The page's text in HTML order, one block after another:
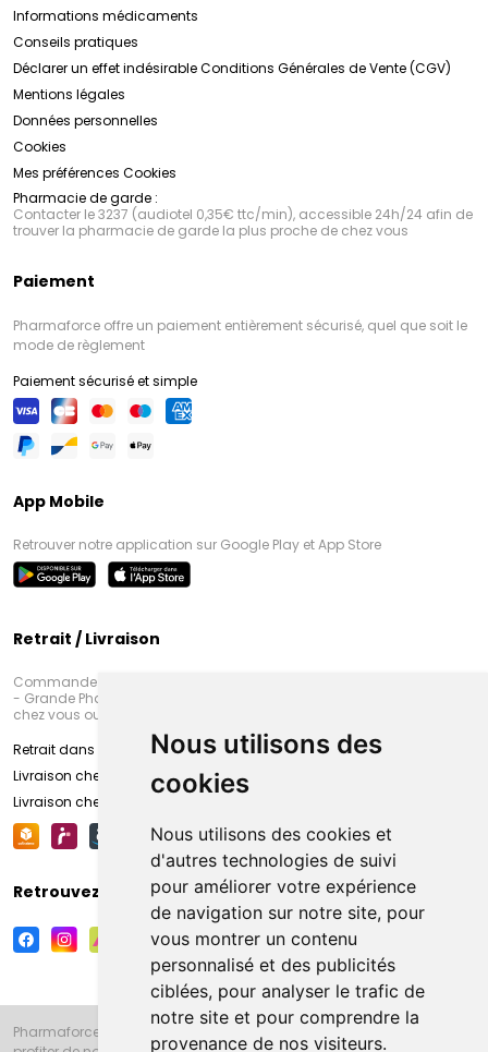
Nous utilisons des
cookies
Nous utilisons des cookies et
d'autres technologies de suivi
pour améliorer votre expérience
de navigation sur notre site, pour
vous montrer un contenu
personnalisé et des publicités
ciblées, pour analyser le trafic de
notre site et pour comprendre la
provenance de nos visiteurs.
Informations médicaments
Conseils pratiques
Déclarer un effet indésirableConditions Générales de Vente (CGV)
Mentions légales
Données personnelles
Cookies
Mes préférences Cookies
Pharmacie de garde :
Contacter le 3237 (audiotel 0,35€ ttc/min), accessible 24h/24 afin de
trouver la pharmacie de garde la plus proche de chez vous
Paiement
Pharmaforce offre un paiement entièrement sécurisé, quel que soit le
mode de règlement
Paiement sécurisé et simple
App Mobile
Retrouver notre application sur Google Play et App Store
Retrait / Livraison
Commandez en ligne et venez chercher votre commande à Amiens
- Grande Pharmacie d’Amiens (Fachon) ou recevez-là rapidement
chez vous ou en point retrait
Retrait dans la pharmacie d’Amiens
Livraison chez vous
Livraison chez votre commerçant
Retrouvez-nous sur vos réseaux sociaux
Pharmaforce.fr et la Grande Pharmacie d’Amiens vous souhaitent de